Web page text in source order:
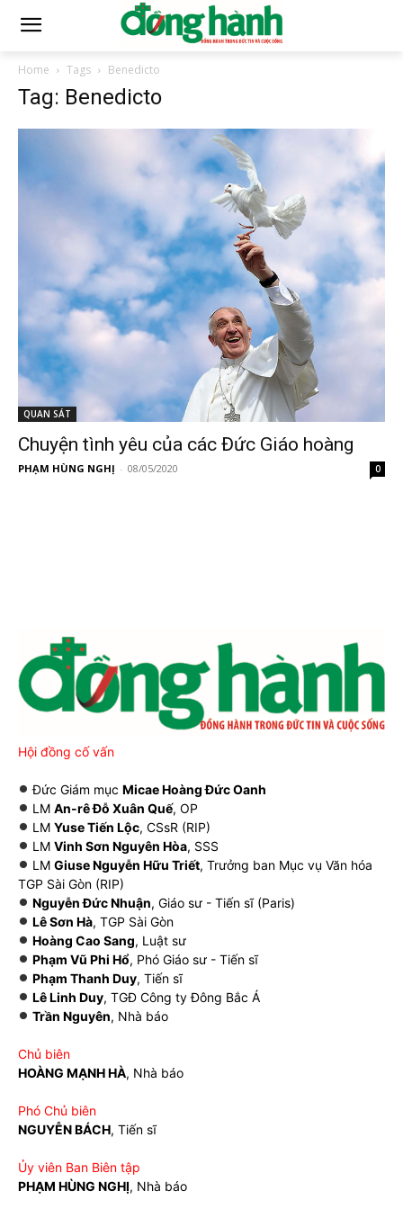
Home Tags Benedicto
Tag: Benedicto
QUAN SÁT
Chuyện tình yêu của các Đức Giáo hoàng
PHẠM HÙNG NGHỊ - 08/05/2020 0
Hội đồng cố vấn
Đức Giám mục Micae Hoàng Đức Oanh
LM An-rê Đỗ Xuân Quế, OP
LM Yuse Tiến Lộc, CSsR (RIP)
LM Vinh Sơn Nguyên Hòa, SSS
LM Giuse Nguyễn Hữu Triết, Trưởng ban Mục vụ Văn hóa
TGP Sài Gòn (RIP)
Nguyễn Đức Nhuận, Giáo sư - Tiến sĩ (Paris)
Lê Sơn Hà, TGP Sài Gòn
Hoàng Cao Sang, Luật sư
Phạm Vũ Phi Hổ, Phó Giáo sư - Tiến sĩ
Phạm Thanh Duy, Tiến sĩ
Lê Linh Duy, TGĐ Công ty Đông Bắc Á
Trần Nguyên, Nhà báo
Chủ biên
HOÀNG MẠNH HÀ, Nhà báo
Phó Chủ biên
NGUYỄN BÁCH, Tiến sĩ
Ủy viên Ban Biên tập
PHẠM HÙNG NGHỊ, Nhà báo